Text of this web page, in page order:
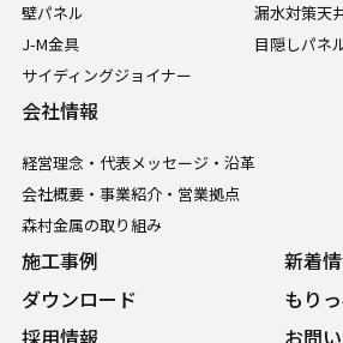
壁パネル
漏水対策天
J-M金具
目隠しパネ
サイディングジョイナー
会社情報
経営理念・代表メッセージ・沿革
会社概要・事業紹介・営業拠点
森村金属の取り組み
施工事例
ダウンロード
採用情報
新着
もり
お問